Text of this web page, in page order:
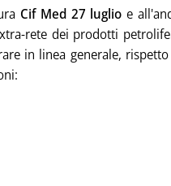
Cif Med 27 luglio e
rete dei prodotti
in linea generale,
mercato petrolifero